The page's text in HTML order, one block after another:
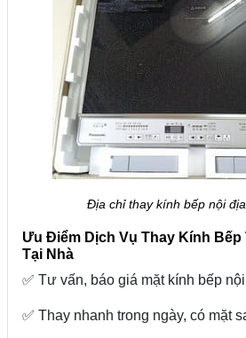
Địa chỉ thay kính bếp nội
Ưu Điểm Dịch Vụ Thay Kính
Tại Nhà
✅ Tư vấn, báo giá mặt kính bếp
✅ Thay nhanh trong ngày, có mặt